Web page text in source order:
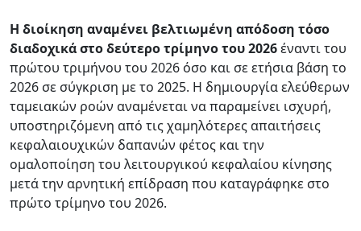
Η διοίκηση αναμένει βελτιωμένη απόδοση τόσο
διαδοχικά στο δεύτερο τρίμηνο του 2026έναντι του
πρώτου τριμήνου του 2026 όσο και σε ετήσια βάση το
2026 σε σύγκριση με το 2025. Η δημιουργία ελεύθερων
ταμειακών ροών αναμένεται να παραμείνει ισχυρή,
υποστηριζόμενη από τις χαμηλότερες απαιτήσεις
κεφαλαιουχικών δαπανών φέτος και την
ομαλοποίηση του λειτουργικού κεφαλαίου κίνησης
μετά την αρνητική επίδραση που καταγράφηκε στο
πρώτο τρίμηνο του 2026.